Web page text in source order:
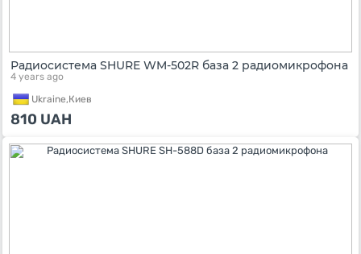
Радиосистема SHURE WM-502R база 2 радиомикрофона
4 years ago
Ukraine,Киев
810 UAH